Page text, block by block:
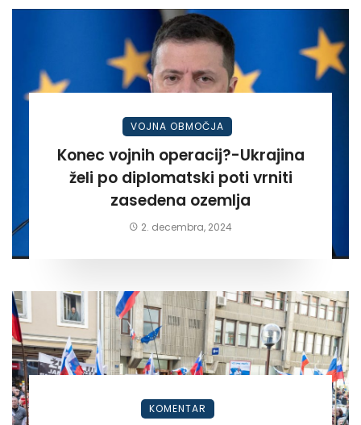
VOJNA OBMOČJA
Konec vojnih operacij?-Ukrajina
želi po diplomatski poti vrniti
zasedena ozemlja
2. decembra, 2024
KOMENTAR